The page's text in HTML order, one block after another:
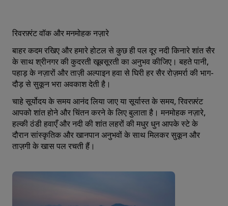
रिवरफ़्रंट वॉक और मनमोहक नज़ारे
बाहर कदम रखिए और हमारे होटल से कुछ ही पल दूर नदी किनारे शांत सैर
के साथ श्रीनगर की कुदरती खूबसूरती का अनुभव कीजिए। बहते पानी,
पहाड़ के नज़ारों और ताज़ी अल्पाइन हवा से घिरी हर सैर रोज़मर्रा की भाग-
दौड़ से सुकून भरा अवकाश देती है।
चाहे सूर्योदय के समय आनंद लिया जाए या सूर्यास्त के समय, रिवरफ़्रंट
आपको शांत होने और चिंतन करने के लिए बुलाता है। मनमोहक नज़ारे,
हल्की ठंडी हवाएँ और नदी की शांत लहरों की मधुर धुन आपके स्टे के
दौरान सांस्कृतिक और खानपान अनुभवों के साथ मिलकर सुकून और
ताज़गी के खास पल रचती हैं।